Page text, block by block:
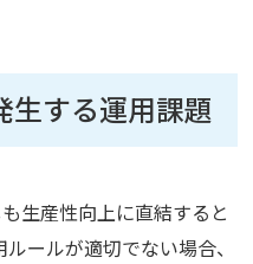
生する運用課題
生産性向上に直結すると
ールが適切でない場合、